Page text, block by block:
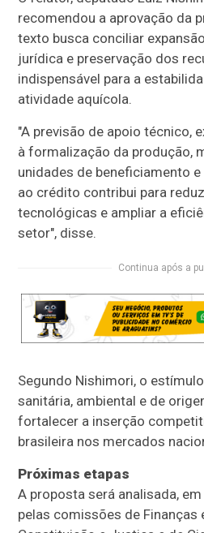
recomendou a aprovação da
texto busca conciliar
jurídica e preservação dos
indispensável para a
atividade aquícola.
"A previsão de apoio técnico,
à formalização da produção,
unidades de beneficiamento
ao crédito contribui para
tecnológicas e ampliar a
setor", disse.
Continua após a
Segundo Nishimori, o
sanitária, ambiental e de
fortalecer a inserção
brasileira nos mercados
Próximas etapas
A proposta será analisada, em
pelas comissões de Finanças